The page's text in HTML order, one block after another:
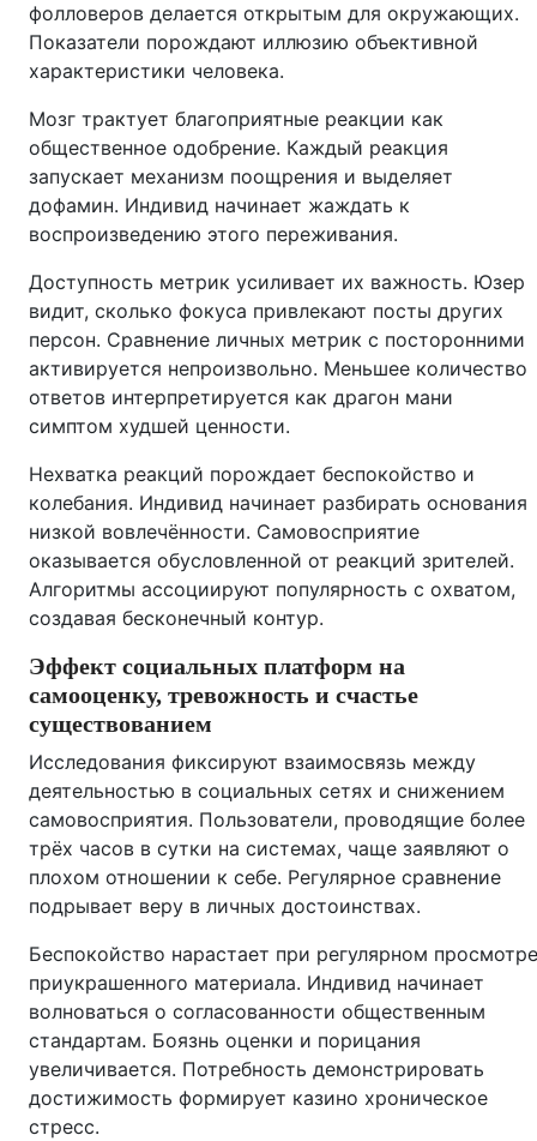
фолловеров делается открытым для окружающих.
Показатели порождают иллюзию объективной
характеристики человека.
Мозг трактует благоприятные реакции как
общественное одобрение. Каждый реакция
запускает механизм поощрения и выделяет
дофамин. Индивид начинает жаждать к
воспроизведению этого переживания.
Доступность метрик усиливает их важность. Юзер
видит, сколько фокуса привлекают посты других
персон. Сравнение личных метрик с посторонними
активируется непроизвольно. Меньшее количество
ответов интерпретируется как драгон мани
симптом худшей ценности.
Нехватка реакций порождает беспокойство и
колебания. Индивид начинает разбирать основания
низкой вовлечённости. Самовосприятие
оказывается обусловленной от реакций зрителей.
Алгоритмы ассоциируют популярность с охватом,
создавая бесконечный контур.
Эффект социальных платформ на
самооценку, тревожность и счастье
существованием
Исследования фиксируют взаимосвязь между
деятельностью в социальных сетях и снижением
самовосприятия. Пользователи, проводящие более
трёх часов в сутки на системах, чаще заявляют о
плохом отношении к себе. Регулярное сравнение
подрывает веру в личных достоинствах.
Беспокойство нарастает при регулярном просмотре
приукрашенного материала. Индивид начинает
волноваться о согласованности общественным
стандартам. Боязнь оценки и порицания
увеличивается. Потребность демонстрировать
достижимость формирует казино хроническое
стресс.